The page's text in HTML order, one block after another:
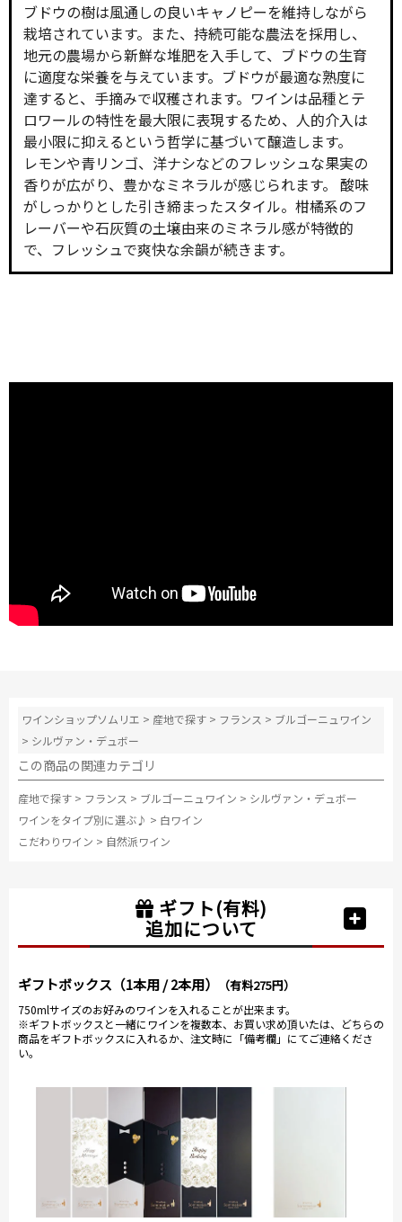
ブドウの樹は風通しの良いキャノピーを維持しながら
栽培されています。また、持続可能な農法を採用し、
地元の農場から新鮮な堆肥を入手して、ブドウの生育
に適度な栄養を与えています。ブドウが最適な熟度に
達すると、手摘みで収穫されます。ワインは品種とテ
ロワールの特性を最大限に表現するため、人的介入は
最小限に抑えるという哲学に基づいて醸造します。
レモンや青リンゴ、洋ナシなどのフレッシュな果実の
香りが広がり、豊かなミネラルが感じられます。 酸味
がしっかりとした引き締まったスタイル。柑橘系のフ
レーバーや石灰質の土壌由来のミネラル感が特徴的
で、フレッシュで爽快な余韻が続きます。
ワインショップソムリエ > 産地で探す > フランス > ブルゴーニュワイン
> シルヴァン・デュボー
この商品の関連カテゴリ
産地で探す > フランス > ブルゴーニュワイン > シルヴァン・デュボー
ワインをタイプ別に選ぶ♪ > 白ワイン
こだわりワイン > 自然派ワイン
ギフト(有料)
追加について
ギフトボックス（1本用 / 2本用） （有料275円）
750mlサイズのお好みのワインを入れることが出来ます。
※ギフトボックスと一緒にワインを複数本、お買い求め頂いたは、どちらの
商品をギフトボックスに入れるか、注文時に「備考欄」にてご連絡くださ
い。